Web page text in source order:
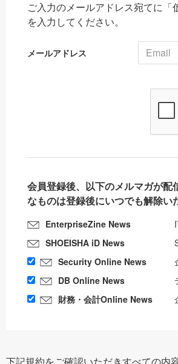
ご入力のメールアドレス宛てに
を入力してください。
メールアドレス
会員登録後、以下のメルマガが
なものは登録後にいつでも解除い
EnterpriseZine News
SHOEISHA iD News
Security Online News
DB Online News
財務・会計Online News